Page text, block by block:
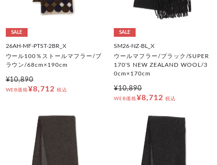
SALE
26AH-MF-PTST-2BR_X
ウール100％ストールマフラー/ブ
ラウン/68cm×190cm
¥10,890
WEB価格¥8,712 税込
SALE
SM26-NZ-BL_X
ウールマフラー/ブラック/SUPER
170'S NEW ZEALAND WOOL/3
0cm×170cm
¥10,890
WEB価格¥8,712 税込